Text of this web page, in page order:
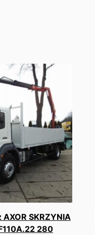
SKRZYNIA
280